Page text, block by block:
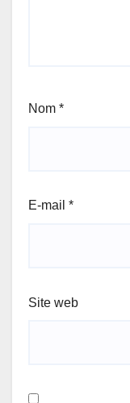
Nom *
E-mail *
Site web